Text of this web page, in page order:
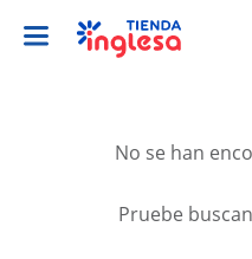
No se han
Pruebe